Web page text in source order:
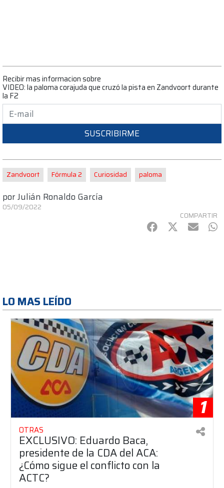
Recibir mas informacion sobre
VIDEO: la paloma corajuda que cruzó la pista en Zandvoort durante
la F2
SUSCRIBIRME
Zandvoort Fórmula 2 Curiosidad paloma
porJulián Ronaldo García
05/09/2022
COMPARTIR
Facebook
Twitter
mail
LO MAS LEÍDO
1
OTRAS
EXCLUSIVO: Eduardo Baca,
presidente de la CDA del ACA:
¿Cómo sigue el conflicto con la
ACTC?